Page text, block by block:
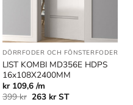
GOLVLISTER|KOMBILISTER|REA
DÖRRFODER OCH FÖNSTERFODER
LIST KOMBI MD356E HDPS
16x108X2400MM
kr 109,6 /m
399kr Det
263 krDet
ST